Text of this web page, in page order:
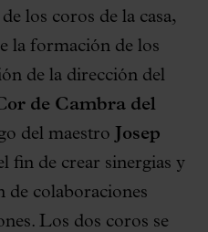
los coros de la casa,
la formación de los
de la dirección del
or de Cambra del
del maestro
Josep
fin de crear sinergias y
de colaboraciones
Los dos coros se